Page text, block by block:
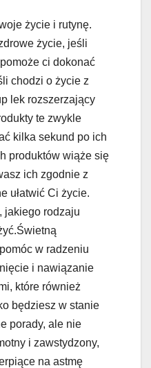
życie i rutynę.
życie, jeśli
ci dokonać
chodzi o życie z
lek rozszerzający
te zwykle
kilka sekund po ich
produktów wiąże się
ich zgodnie z
ułatwić Ci życie.
jakiego rodzaju
w radzeniu
i nawiązanie
które również
będziesz w stanie
porady, ale nie
i zawstydzony,
na astmę